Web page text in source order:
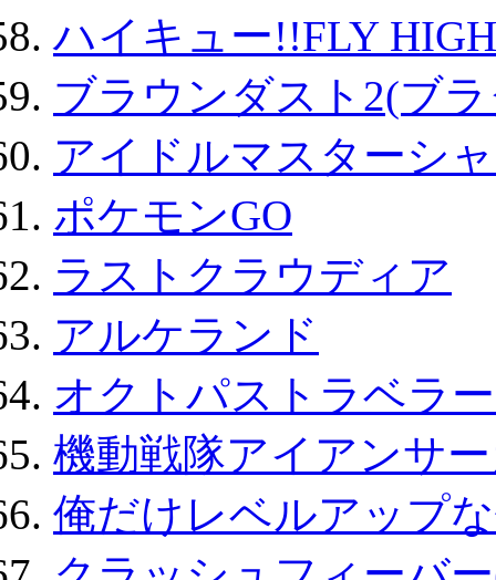
ハイキュー!!FLY HIGH
ブラウンダスト2(ブ
アイドルマスターシ
ポケモンGO
ラストクラウディア
アルケランド
オクトパストラベラ
機動戦隊アイアンサ
俺だけレベルアップ